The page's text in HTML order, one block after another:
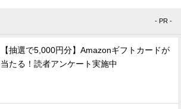
- PR -
【抽選で5,000円分】Amazonギフトカードが
当たる！読者アンケート実施中